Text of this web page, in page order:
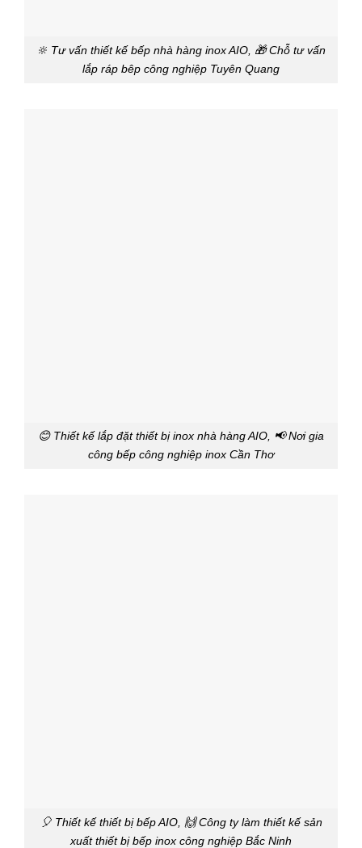
🔆 Tư vấn thiết kế bếp nhà hàng inox AIO, 🎁 Chỗ tư vấn
lắp ráp bêp công nghiệp Tuyên Quang
😊 Thiết kế lắp đặt thiết bị inox nhà hàng AIO, 📢 Nơi gia
công bếp công nghiệp inox Cần Thơ
🎈 Thiết kế thiết bị bếp AIO, 🙌 Công ty làm thiết kế sản
xuất thiết bị bếp inox công nghiệp Bắc Ninh